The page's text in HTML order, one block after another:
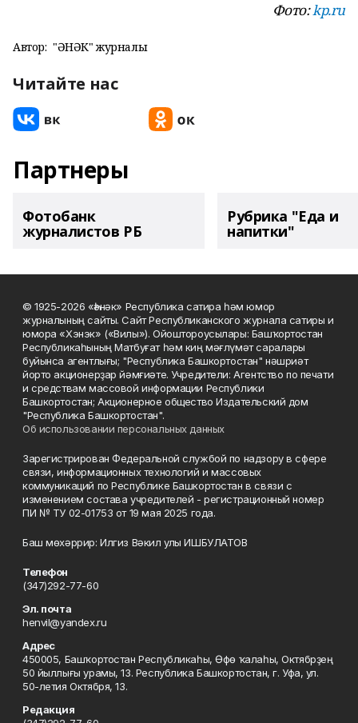
Фото:kp.ru
Автор: "ҺӘНӘК" журналы
Читайте нас
Партнеры
Фотобанк
журналистов РБ
Рубрика "Еда и
напитки"
© 1925-2026 «Һәнәк» Республика сатира һәм юмор
журналының сайты. Сайт Республиканского журнала сатиры и
юмора «Хэнэк» («Вилы»). Ойоштороусылары: Башҡортостан
Республикаһының Матбуғат һәм киң мәғлүмәт саралары
буйынса агентлығы; "Республика Башкортостан" нәшриәт
йорто акционерҙар йәмғиәте. Учредители: Агентство по печати
и средствам массовой информации Республики
Башкортостан; Акционерное общество Издательский дом
"Республика Башкортостан".
Об использовании персональных данных
Зарегистрирован Федеральной службой по надзору в сфере
связи, информационных технологий и массовых
коммуникаций по Республике Башкортостан в связи с
изменением состава учредителей - регистрационный номер
ПИ № ТУ 02-01753 от 19 мая 2025 года.
Баш мөхәррир: Илгиз Вәкил улы ИШБУЛАТОВ
Телефон
(347)292-77-60
Эл. почта
henvil@yandex.ru
Адрес
450005, Башҡортостан Республикаһы, Өфө ҡалаһы, Октябрҙең
50 йыллығы урамы, 13. Республика Башкортостан, г. Уфа, ул.
50-летия Октября, 13.
Редакция